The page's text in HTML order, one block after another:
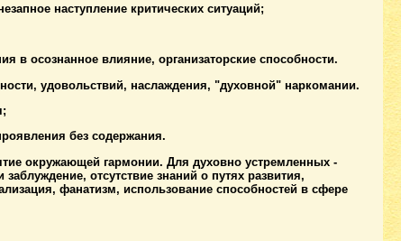
наступление критических ситуаций;
в осознанное влияние, организаторские способности.
удовольствий, наслаждения, "духовной" наркомании.
без содержания.
окружающей гармонии. Для духовно устремленных -
отсутствие знаний о путях развития,
фанатизм, использование способностей в сфере